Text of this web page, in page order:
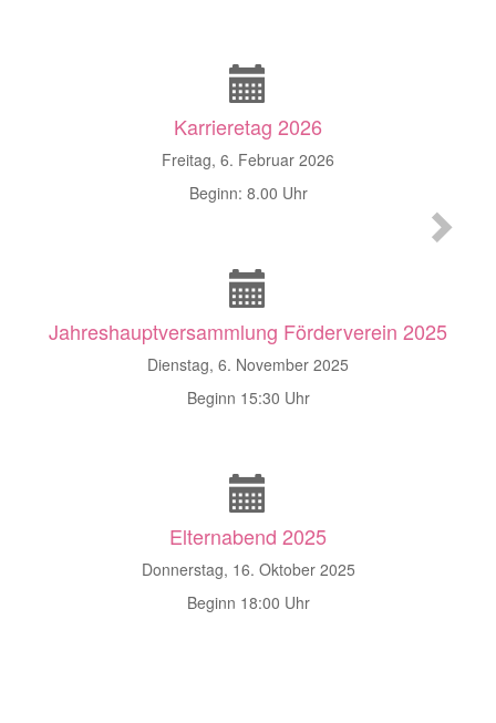
Karrieretag 2026
Freitag, 6. Februar 2026
Beginn: 8.00 Uhr
Jahreshauptversammlung Förderverein 2025
Dienstag, 6. November 2025
Beginn 15:30 Uhr
Elternabend 2025
Donnerstag, 16. Oktober 2025
Beginn 18:00 Uhr